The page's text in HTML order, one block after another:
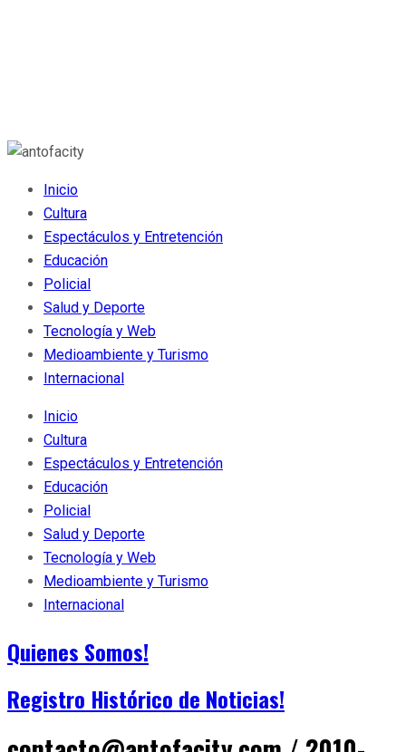
Inicio
Cultura
Espectáculos y Entretención
Educación
Policial
Salud y Deporte
Tecnología y Web
Medioambiente y Turismo
Internacional
Inicio
Cultura
Espectáculos y Entretención
Educación
Policial
Salud y Deporte
Tecnología y Web
Medioambiente y Turismo
Internacional
Quienes Somos!
Registro Histórico de Noticias!